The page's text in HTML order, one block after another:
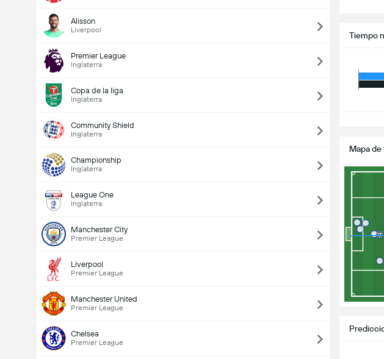
Alisson
Liverpool
Premier League
Inglaterra
Copa de la liga
Inglaterra
Community Shield
Inglaterra
Championship
Inglaterra
League One
Inglaterra
Manchester City
Premier League
Liverpool
Premier League
Manchester United
Premier League
Chelsea
Premier League
Tiempo
Mapa de